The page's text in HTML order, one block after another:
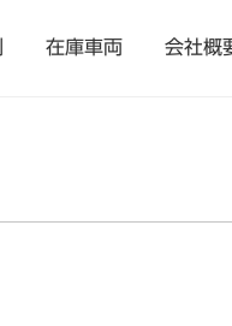
在庫車両 会社概